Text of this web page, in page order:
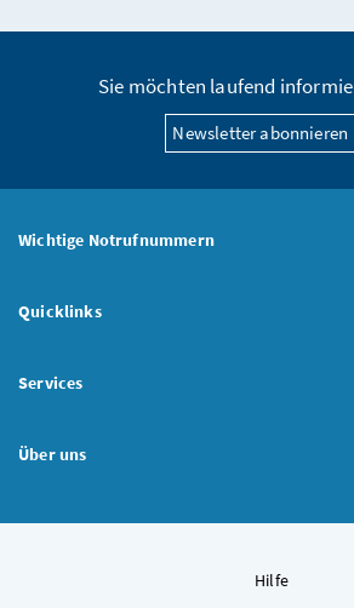
Sie möchten laufend
Newsletter abonnieren
Wichtige Notrufnummern
Quicklinks
Services
Über uns
Hilfe